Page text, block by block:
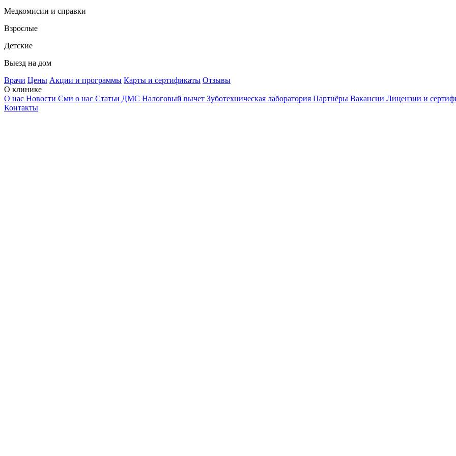
Медкомисии и справки
Взрослые
Детские
Выезд на дом
Врачи Цены Акции и программы Карты и сертификаты Отзывы
О клинике
О нас Новости Сми о нас Статьи ДМС Налоговый вычет Зуботехническая лаборатория Партнёры Вакансии Лицензии и
Контакты